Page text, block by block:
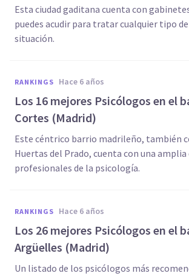
Esta ciudad gaditana cuenta con
puedes acudir para tratar cualquier tipo
situación.
RANKINGS hace 6 años
Los 16 mejores Psicólogos en el
Cortes (Madrid)
Este céntrico barrio madrileño, también
Huertas del Prado, cuenta con una
profesionales de la psicología.
RANKINGS hace 6 años
Los 26 mejores Psicólogos en el
Argüelles (Madrid)
Un listado de los psicólogos más